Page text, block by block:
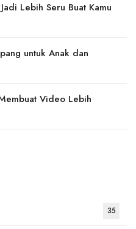
Lebih Seru Buat Kamu
untuk Anak dan
Video Lebih
35